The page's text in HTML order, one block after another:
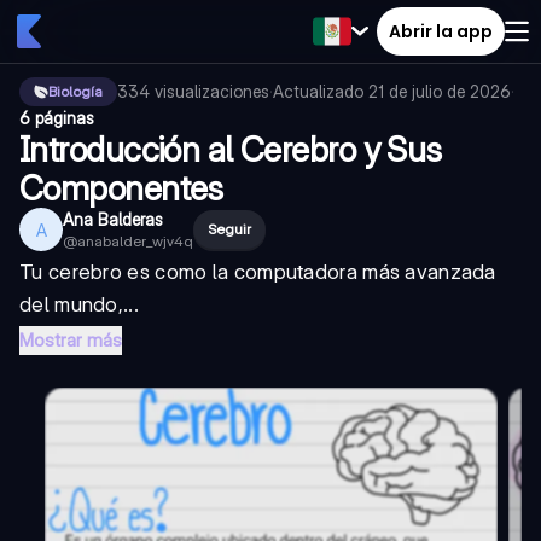
Abrir la app
Biología 334 visualizaciones·Actualizado 21 de julio de 2026·
6 páginas
Introducción al Cerebro y Sus
Componentes
A Ana Balderas
@anabalder_wjv4q
Seguir
Tu cerebro es como la computadora más avanzada
del mundo,...
Mostrar más